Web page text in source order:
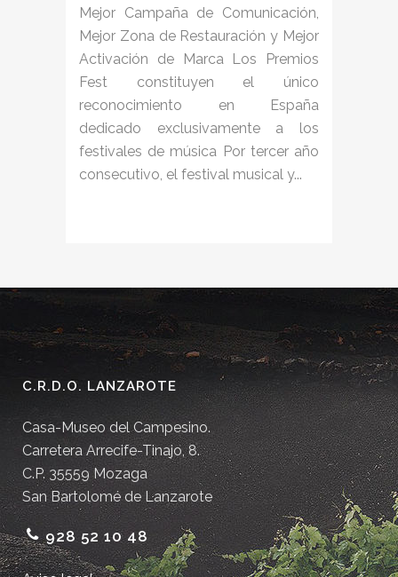
Mejor Campaña de Comunicación,
Mejor Zona de Restauración y Mejor
Activación de Marca Los Premios
Fest constituyen el único
reconocimiento en España
dedicado exclusivamente a los
festivales de música Por tercer año
consecutivo, el festival musical y...
C.R.D.O. LANZAROTE
Casa-Museo del Campesino.
Carretera Arrecife-Tinajo, 8.
C.P. 35559 Mozaga
San Bartolomé de Lanzarote
928 52 10 48